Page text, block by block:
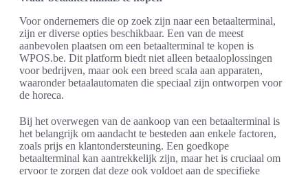
Voor ondernemers die op zoek zijn naar een betaalterminal,
zijn er diverse opties beschikbaar. Een van de meest
aanbevolen plaatsen om een betaalterminal te kopen is
WPOS.be. Dit platform biedt niet alleen betaaloplossingen
voor bedrijven, maar ook een breed scala aan apparaten,
waaronder betaalautomaten die speciaal zijn ontworpen voor
de horeca.
Bij het overwegen van de aankoop van een betaalterminal is
het belangrijk om aandacht te besteden aan enkele factoren,
zoals prijs en klantondersteuning. Een goedkope
betaalterminal kan aantrekkelijk zijn, maar het is cruciaal om
ervoor te zorgen dat deze ook voldoet aan de specifieke